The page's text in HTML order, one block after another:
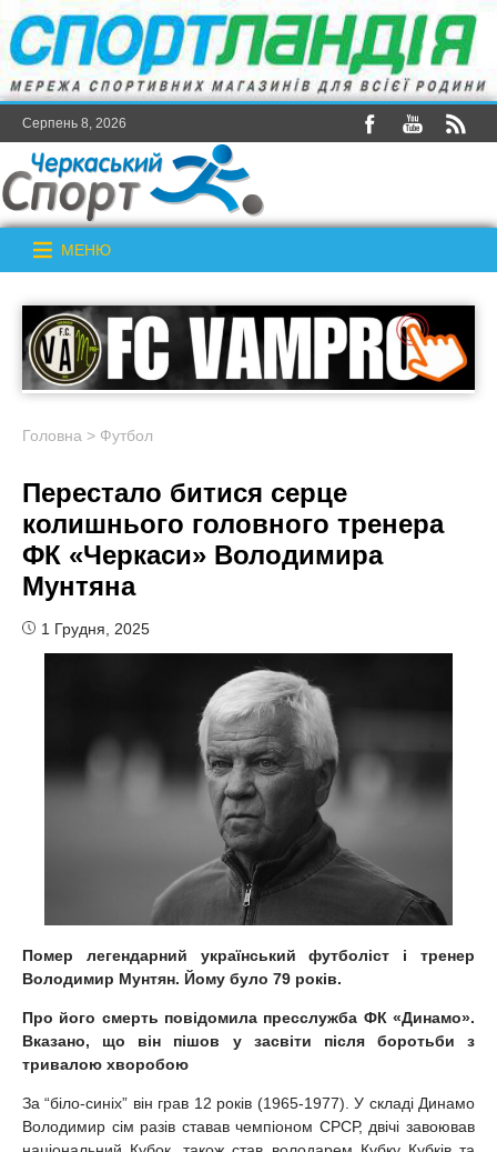
Серпень 8, 2026
МЕНЮ
Головна > Футбол
Перестало битися серце
колишнього головного тренера
ФК «Черкаси» Володимира
Мунтяна
1 Грудня, 2025
Помер легендарний український футболіст і тренер
Володимир Мунтян. Йому було 79 років.
Про його смерть повідомила пресслужба ФК «Динамо».
Вказано, що він пішов у засвіти після боротьби з
тривалою хворобою
За “біло-синіх” він грав 12 років (1965-1977). У складі Динамо
Володимир сім разів ставав чемпіоном СРСР, двічі завоював